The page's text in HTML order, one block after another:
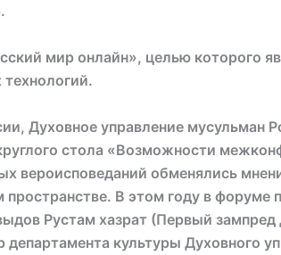
мир онлайн», целью которого
Духовное управление
стола «Возможности
вероисповеданий обменялись
В этом году в форуме
Рустам хазрат (Первый зампред
департамента культуры Духовного